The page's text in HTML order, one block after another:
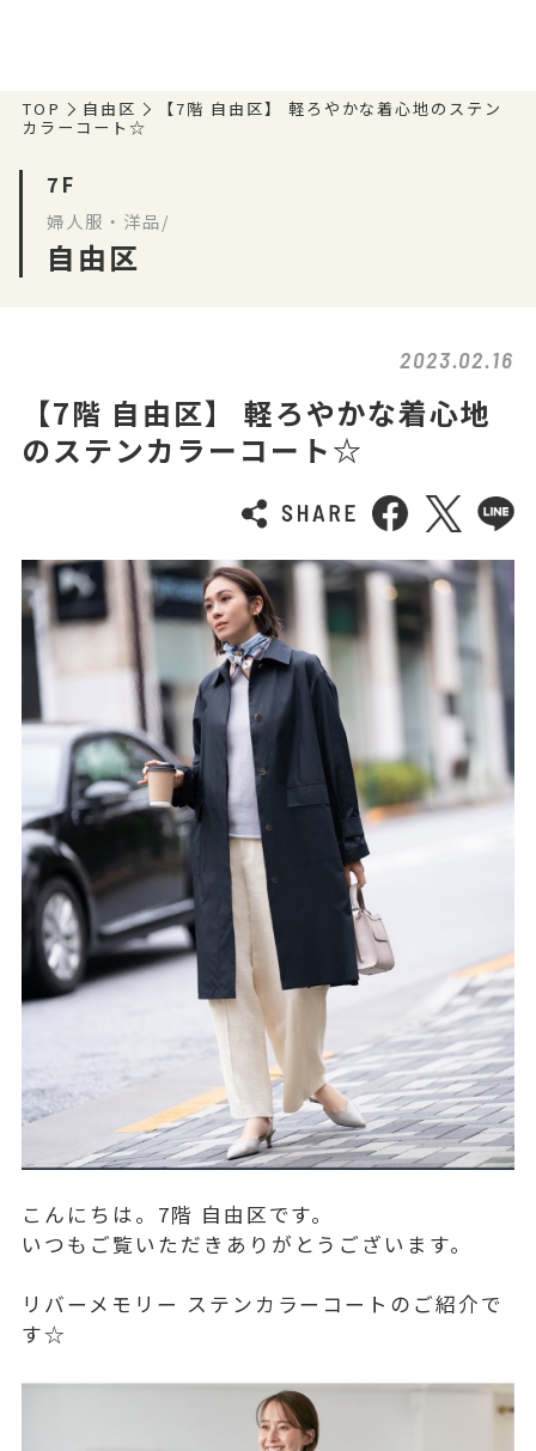
TOP 自由区
【7階 自由区】 軽ろやかな着心地のステン
カラーコート☆
7F
婦人服・洋品/
自由区
2023.02.16
【7階 自由区】 軽ろやかな着心地
のステンカラーコート☆
こんにちは。7階 自由区です。
いつもご覧いただきありがとうございます。
リバーメモリー ステンカラーコートのご紹介で
す☆